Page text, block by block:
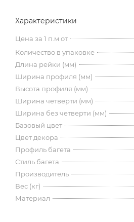
Характеристики
Цена за 1 п.м от
Количество в упаковке
Длина рейки (мм)
Ширина профиля (мм)
Высота профиля (мм)
Ширина четверти (мм)
Ширина без четверти (мм)
Базовый цвет
Цвет декора
Профиль багета
Стиль багета
Производитель
Вес (кг)
Материал